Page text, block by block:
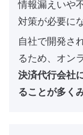
情報漏えいや
対策が必要に
自社で開発さ
るため、オン
決済代行会社
ることが多く